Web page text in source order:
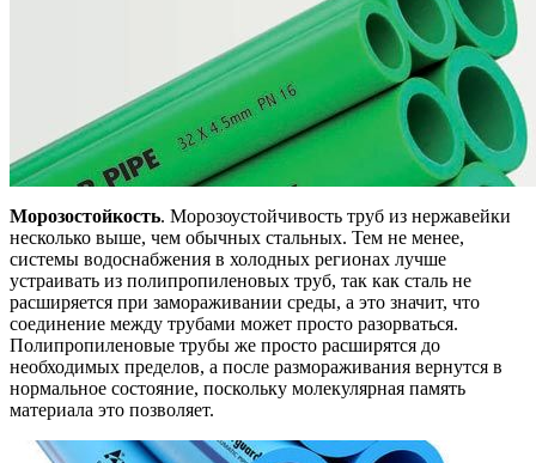
Морозостойкость. Морозоустойчивость труб из нержавейки
несколько выше, чем обычных стальных. Тем не менее,
системы водоснабжения в холодных регионах лучше
устраивать из полипропиленовых труб, так как сталь не
расширяется при замораживании среды, а это значит, что
соединение между трубами может просто разорваться.
Полипропиленовые трубы же просто расширятся до
необходимых пределов, а после размораживания вернутся в
нормальное состояние, поскольку молекулярная память
материала это позволяет.